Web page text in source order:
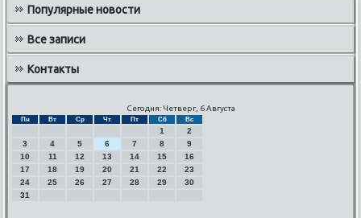
Популярные новости
Все записи
Контакты
Сегодня: Четверг, 6 Августа
Пн Вт Ср Чт Пт Сб Вс
1
2
3
4 5 6 7 8
9
10
11 12 13 14 15
16
17
18 19 20 21 22
23
24
25 26 27 28 29
30
31